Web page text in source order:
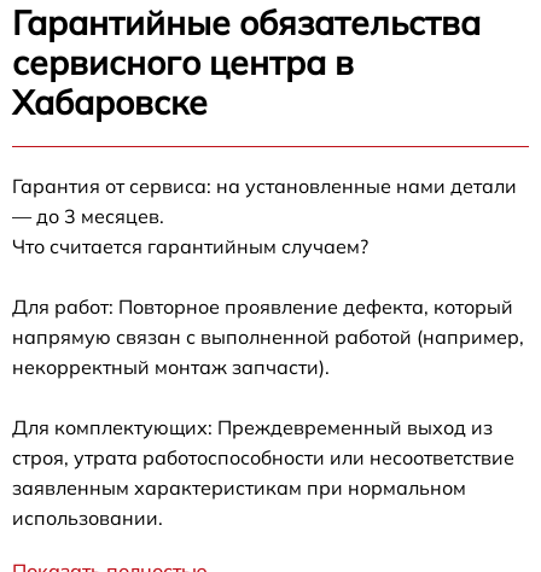
Гарантийные обязательства
сервисного центра в
Хабаровске
Гарантия от сервиса: на установленные нами детали
— до 3 месяцев.
Что считается гарантийным случаем?
Для работ: Повторное проявление дефекта, который
напрямую связан с выполненной работой (например,
некорректный монтаж запчасти).
Для комплектующих: Преждевременный выход из
строя, утрата работоспособности или несоответствие
заявленным характеристикам при нормальном
использовании.